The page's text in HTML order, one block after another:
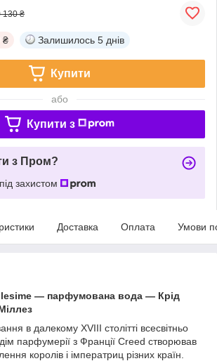
130 ₴
₴ Залишилось 5 днів
Купити
або
Купити з
з Пром?
захистом
Доставка Оплата Умови
― парфумована вода — Крід
в далекому XVIII столітті всесвітньо
парфумерії з Франції Creed створював
королів і імператриц різних країн.